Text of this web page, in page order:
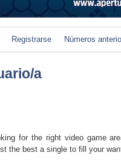
Registrarse Números
a
for the right video game
the best a single to fill your